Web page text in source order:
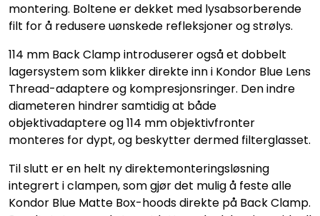
montering. Boltene er dekket med lysabsorberende
filt for å redusere uønskede refleksjoner og strølys.
114 mm Back Clamp introduserer også et dobbelt
lagersystem som klikker direkte inn i Kondor Blue Lens
Thread-adaptere og kompresjonsringer. Den indre
diameteren hindrer samtidig at både
objektivadaptere og 114 mm objektivfronter
monteres for dypt, og beskytter dermed filterglasset.
Til slutt er en helt ny direktemonteringsløsning
integrert i clampen, som gjør det mulig å feste alle
Kondor Blue Matte Box-hoods direkte på Back Clamp.